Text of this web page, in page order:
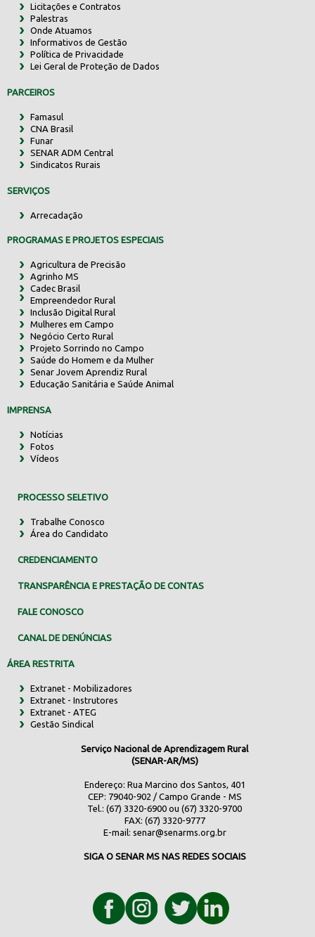
Licitações e Contratos
Palestras
Onde Atuamos
Informativos de Gestão
Política de Privacidade
Lei Geral de Proteção de Dados
PARCEIROS
Famasul
CNA Brasil
Funar
SENAR ADM Central
Sindicatos Rurais
SERVIÇOS
Arrecadação
PROGRAMAS E PROJETOS ESPECIAIS
Agricultura de Precisão
Agrinho MS
Cadec Brasil
Empreendedor Rural
Inclusão Digital Rural
Mulheres em Campo
Negócio Certo Rural
Projeto Sorrindo no Campo
Saúde do Homem e da Mulher
Senar Jovem Aprendiz Rural
Educação Sanitária e Saúde Animal
IMPRENSA
Notícias
Fotos
Vídeos
PROCESSO SELETIVO
Trabalhe Conosco
Área do Candidato
CREDENCIAMENTO
TRANSPARÊNCIA E PRESTAÇÃO DE CONTAS
FALE CONOSCO
CANAL DE DENÚNCIAS
ÁREA RESTRITA
Extranet - Mobilizadores
Extranet - Instrutores
Extranet - ATEG
Gestão Sindical
Serviço Nacional de Aprendizagem Rural
(SENAR-AR/MS)
Endereço: Rua Marcino dos Santos, 401
CEP: 79040-902 / Campo Grande - MS
Tel.: (67) 3320-6900 ou (67) 3320-9700
FAX: (67) 3320-9777
E-mail: senar@senarms.org.br
SIGA O SENAR MS NAS REDES SOCIAIS